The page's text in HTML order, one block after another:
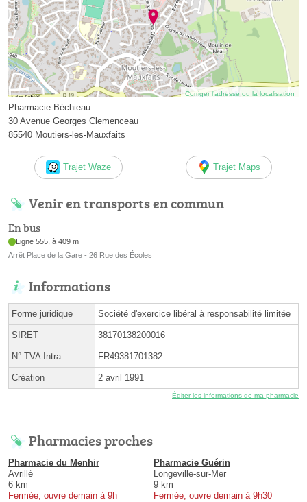
Corriger l’adresse ou la localisation
Pharmacie Béchieau
30 Avenue Georges Clemenceau
85540 Moutiers-les-Mauxfaits
Trajet Waze Trajet Maps
Venir en transports en commun
En bus
Ligne 555, à 409 m
Arrêt Place de la Gare - 26 Rue des Écoles
Informations
Forme juridique Société d'exercice libéral à responsabilité limitée
SIRET 38170138200016
N° TVA Intra. FR49381701382
Création 2 avril 1991
Éditer les informations de ma pharmacie
Pharmacies proches
Pharmacie du Menhir
Avrillé
6 km
Fermée, ouvre demain à 9h
Pharmacie Guérin
Longeville-sur-Mer
9 km
Fermée, ouvre demain à 9h30